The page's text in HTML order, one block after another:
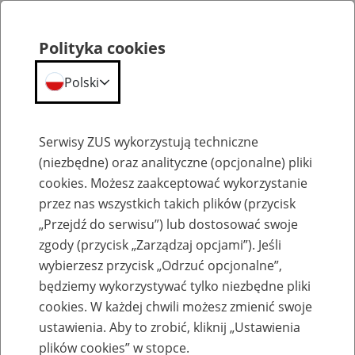
Zasady koordynacji systemów zabezpieczenia społecznego w zakresie świadczeń
choroby spowodowanej wypadkiem przy pracy lub chorobą zawodową oraz zasiłków
pogrzebowych - od 1 maja 2010 r. (na podstawie rozporządzeń WE nr 883/2004 i nr
987/2009)
Polityka cookies
Polski
Serwisy ZUS wykorzystują techniczne
(niezbędne) oraz analityczne (opcjonalne) pliki
cookies. Możesz zaakceptować wykorzystanie
przez nas wszystkich takich plików (przycisk
„Przejdź do serwisu”) lub dostosować swoje
zgody (przycisk „Zarządzaj opcjami”). Jeśli
wybierzesz przycisk „Odrzuć opcjonalne”,
będziemy wykorzystywać tylko niezbędne pliki
cookies. W każdej chwili możesz zmienić swoje
ustawienia. Aby to zrobić, kliknij „Ustawienia
plików cookies” w stopce.